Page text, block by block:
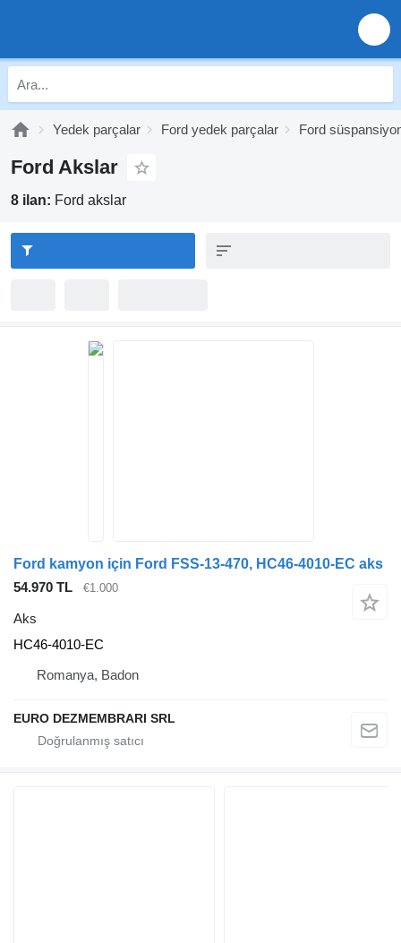
Yedek parçalar Ford yedek parçalar Ford
Ford Akslar
8 ilan: Ford akslar
Ford kamyon için Ford FSS-13-470, HC46-4010-EC aks
54.970 TL
€1.000
Aks
HC46-4010-EC
Romanya, Badon
EURO DEZMEMBRARI SRL